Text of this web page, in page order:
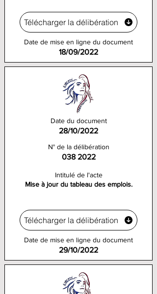
Télécharger la délibération
Date de mise en ligne du document
18/09/2022
Date du document
28/10/2022
N° de la délibération
038 2022
Intitulé de l'acte
Mise à jour du tableau des emplois.
Télécharger la délibération
Date de mise en ligne du document
29/10/2022